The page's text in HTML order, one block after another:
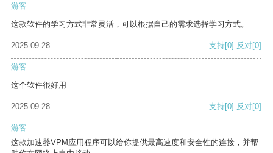
游客
这款软件的学习方式非常灵活，可以根据自己的需求选择学习方式。
2025-09-28 支持[0] 反对[0]
游客
这个软件很好用
2025-09-28 支持[0] 反对[0]
游客
这款加速器VPM应用程序可以给你提供最高速度和安全性的连接，并帮